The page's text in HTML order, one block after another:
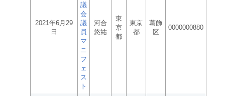
2021年6月29
日
議
会
議
員
マ
ニ
フ
ェ
ス
ト
河合
悠祐
東
京
都
東京
都
葛飾
区
0000000880